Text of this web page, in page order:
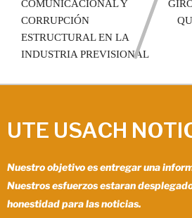
COMUNICACIONAL Y
CORRUPCIÓN
ESTRUCTURAL EN LA
INDUSTRIA PREVISIONAL
UTE USACH
Nuestro objetivo es entregar una
Nuestros esfuerzos estaran
honestidad para las noticias.